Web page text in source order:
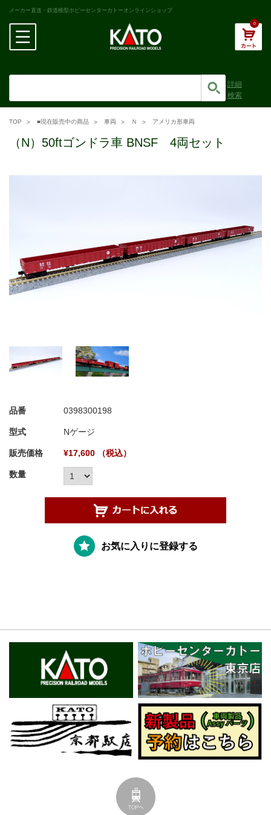
メーカー直送・鉄道模型ホビーセンターカトーオンラインショップ
0
詳細
検索
TOP ■現在販売中の商品 車両 Ｎ アメリカ形車両
（N）50ftゴンドラ車 BNSF 4両セット
品番 0398300198
型式 Nゲージ
販売価格 ¥17,600 （税込）
数量
お気に入りに登録する